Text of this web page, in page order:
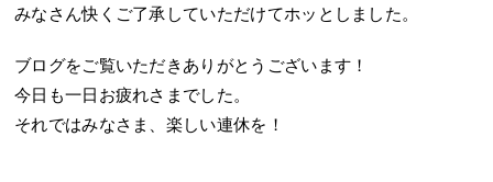
みなさん快くご了承していただけてホッとしました。
ブログをご覧いただきありがとうございます！
今日も一日お疲れさまでした。
それではみなさま、楽しい連休を！